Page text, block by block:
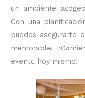
un ambiente
Con una
puedes asegurarte
memorable.
evento hoy mismo!